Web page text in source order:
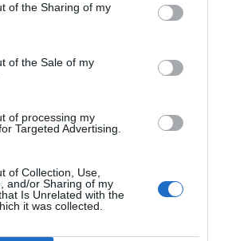
of the Sharing of my
of the Sale of my
of processing my
Targeted Advertising.
of Collection, Use,
and/or Sharing of my
Is Unrelated with the
it was collected.